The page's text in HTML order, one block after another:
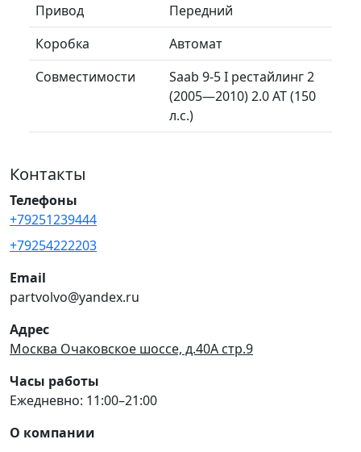
Привод
Передний
Коробка
Автомат
Совместимости
Saab 9-5 I рестайлинг 2
(2005—2010) 2.0 AT (150
л.с.)
Контакты
Телефоны
+79251239444
+79254222203
Email
partvolvo@yandex.ru
Адрес
Москва Очаковское шоссе, д.40А стр.9
Часы работы
Ежедневно: 11:00–21:00
О компании